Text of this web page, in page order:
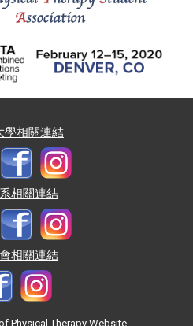
學相關連結
相關連結
相關連結
Physical Therapy Website